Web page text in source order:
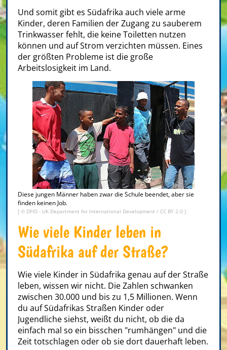
Und somit gibt es Südafrika auch viele arme
Kinder, deren Familien der Zugang zu sauberem
Trinkwasser fehlt, die keine Toiletten nutzen
können und auf Strom verzichten müssen. Eines
der größten Probleme ist die große
Arbeitslosigkeit im Land.
Diese jungen Männer haben zwar die Schule beendet, aber sie
finden keinen Job.
[ © DFID - UK Department for International Development / CC BY 2.0 ]
Wie viele Kinder leben in
Südafrika auf der Straße?
Wie viele Kinder in Südafrika genau auf der Straße
leben, wissen wir nicht. Die Zahlen schwanken
zwischen 30.000 und bis zu 1,5 Millionen. Wenn
du auf Südafrikas Straßen Kinder oder
Jugendliche siehst, weißt du nicht, ob die da
einfach mal so ein bisschen "rumhängen" und die
Zeit totschlagen oder ob sie dort dauerhaft leben.